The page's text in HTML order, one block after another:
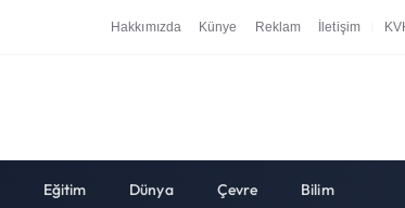
Hakkımızda Künye Reklam İletişim
Eğitim Dünya Çevre Bilim